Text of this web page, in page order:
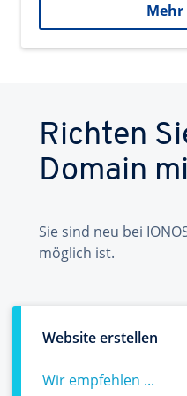
Richten
Domain
Sie sind neu bei
möglich ist.
Website erstellen
Wir empfehlen ...